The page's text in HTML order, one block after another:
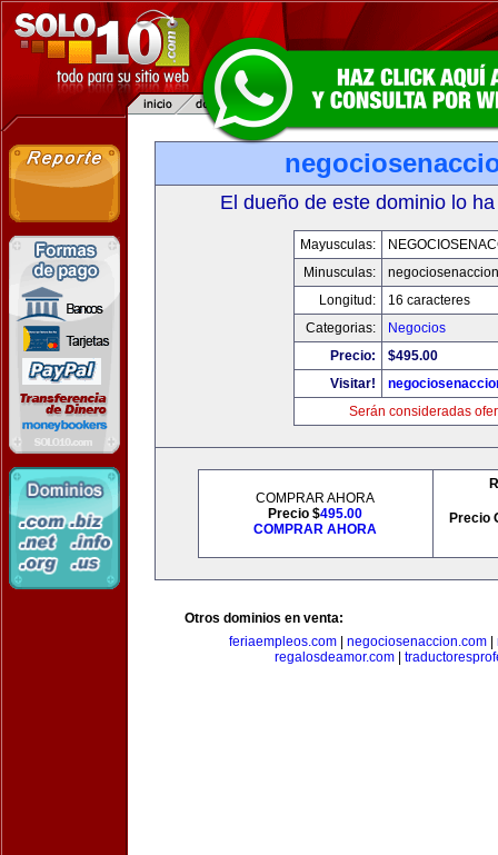
El dueño de este dominio lo
Mayusculas:
Minusculas:
Longitud:
16 caracteres
Categorias:
Negocios
Precio:
$495.00
Visitar!
Serán consideradas
COMPRAR AHORA
Precio $495.00
COMPRAR AHORA
Precio
Otros dominios en venta:
feriaempleos.com
negociosenaccion.com
regalosdeamor.com